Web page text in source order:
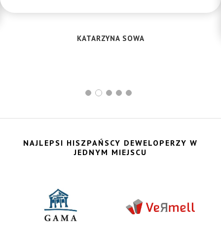
KATARZYNA SOWA
NAJLEPSI HISZPAŃSCY DEWELOPERZY W
JEDNYM MIEJSCU